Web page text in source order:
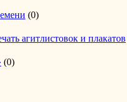
(0)
агитлистовок и плакатов
(0)